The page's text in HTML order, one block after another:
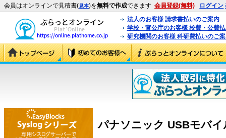
会員はオンラインで見積書(見本)を無料で作成できます 会員登録(無料) ログイン
法人のお客様 請求書払いのご案内
学校・官公庁のお客様 校費・公費
研究機関のお客様 科研費払いのご
パナソニック USBモバ